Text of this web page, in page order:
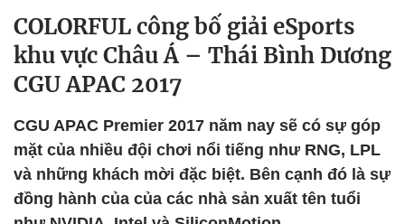
COLORFUL công bố giải eSports
khu vực Châu Á – Thái Bình Dương
CGU APAC 2017
CGU APAC Premier 2017 năm nay sẽ có sự góp
mặt của nhiều đội chơi nổi tiếng như RNG, LPL
và những khách mời đặc biệt. Bên cạnh đó là sự
đồng hành của của các nhà sản xuất tên tuổi